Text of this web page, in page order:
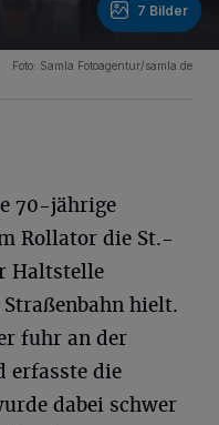
7 Bilder
Foto: Samla Fotoagentur/samla.de
70-jährige
Rollator die St.-
Haltstelle
hielt.
fuhr an der
erfasste die
dabei schwer